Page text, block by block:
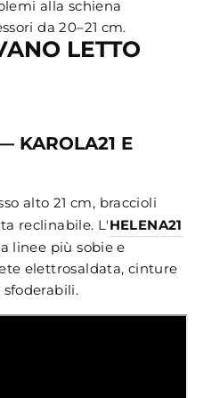
alla schiena
da 20–21 cm.
LETTO
KAROLA21 E
alto 21 cm, braccioli
reclinabile. L'HELENA21
linee più sobie e
elettrosaldata, cinture